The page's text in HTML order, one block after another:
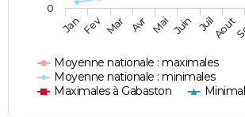
Moyenne nationale : maximales
Moyenne nationale : minimales
Maximales à Gabaston
JanFev Mar Avr Mai Juin JuilAout
0